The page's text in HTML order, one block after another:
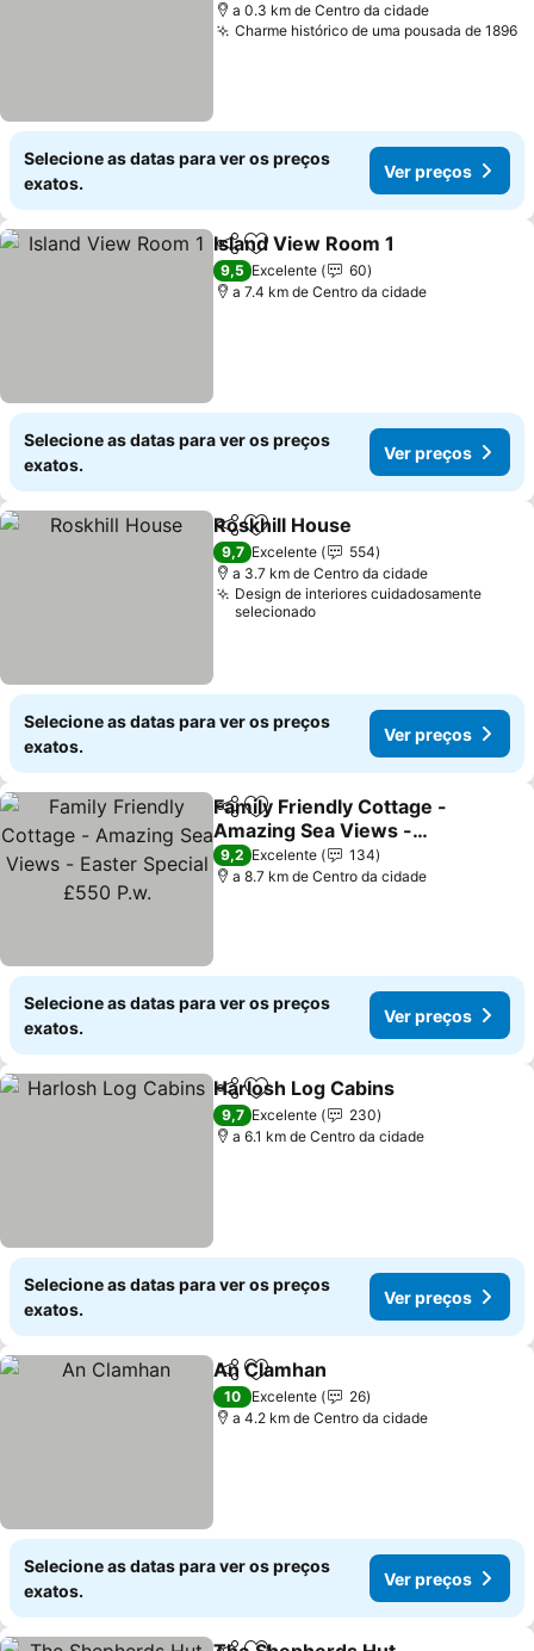
a 0.3 km de Centro da cidade
Charme histórico de uma pousada de 1896
Selecione as datas para ver os preços
exatos.
Ver preços
PartilharAdicionar aos favoritos
Island View Room 1
9,5 Excelente
60
a 7.4 km de Centro da cidade
Selecione as datas para ver os preços
exatos.
Ver preços
PartilharAdicionar aos favoritos
Roskhill House
9,7 Excelente
554
a 3.7 km de Centro da cidade
Design de interiores cuidadosamente
selecionado
Selecione as datas para ver os preços
exatos.
Ver preços
PartilharAdicionar aos favoritos
Family Friendly Cottage -
Amazing Sea Views -
Easter Special £550 P.w.
9,2 Excelente
134
a 8.7 km de Centro da cidade
Selecione as datas para ver os preços
exatos.
Ver preços
PartilharAdicionar aos favoritos
Harlosh Log Cabins
9,7 Excelente
230
a 6.1 km de Centro da cidade
Selecione as datas para ver os preços
exatos.
Ver preços
PartilharAdicionar aos favoritos
An Clamhan
10 Excelente
26
a 4.2 km de Centro da cidade
Selecione as datas para ver os preços
exatos.
Ver preços